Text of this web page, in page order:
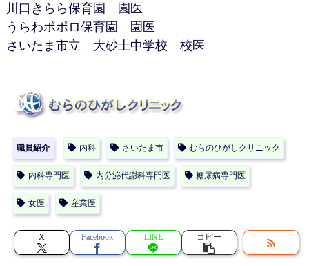
川口きらら保育園 園医
うらわポポロ保育園 園医
さいたま市立 大砂土中学校 校医
職員紹介 内科 さいたま市 むらのひがしクリニック
内科専門医 内分泌代謝科専門医 糖尿病専門医
女医 産業医
X Facebook LINE コピー